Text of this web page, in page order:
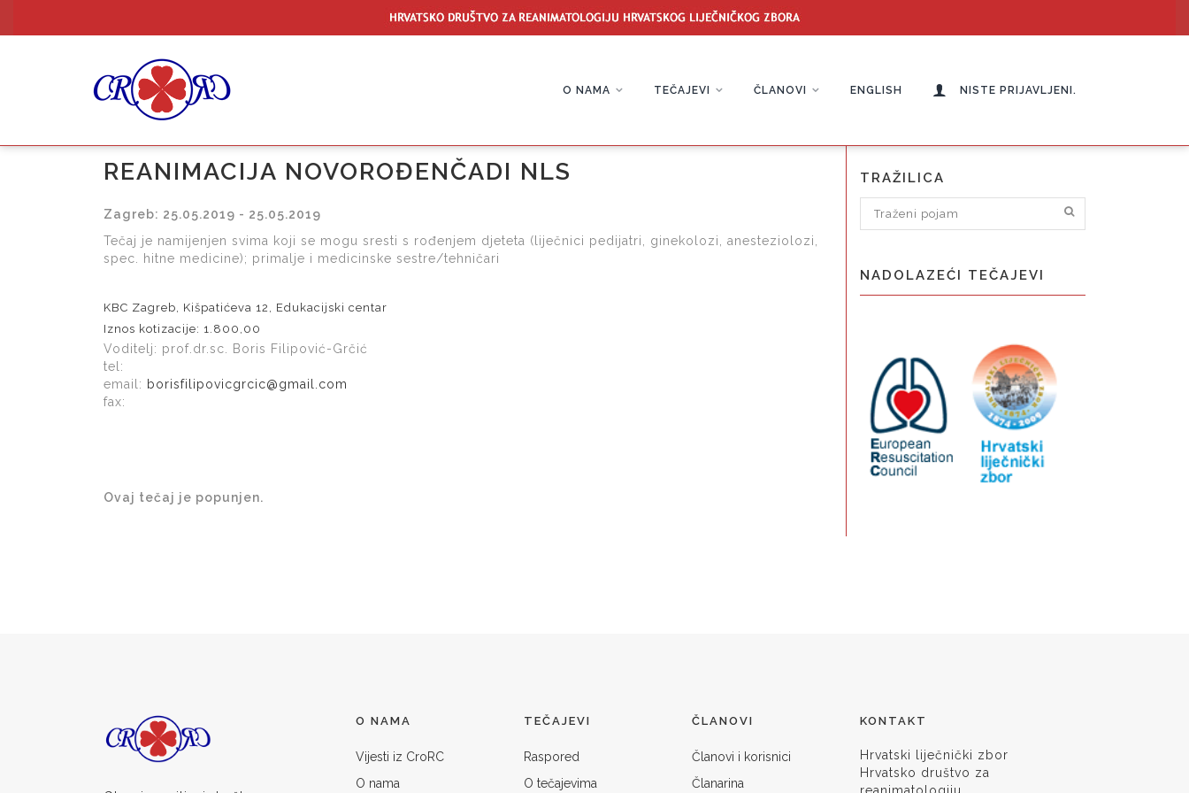
O NAMA TEČAJEVI ČLANOVI ENGLISH NISTE PRIJAVLJENI.
REANIMACIJA NOVOROĐENČADI NLS
Zagreb: 25.05.2019 - 25.05.2019
Tečaj je namijenjen svima koji se mogu sresti s rođenjem djeteta (liječnici pedijatri, ginekolozi, anesteziolozi,
spec. hitne medicine); primalje i medicinske sestre/tehničari
KBC Zagreb, Kišpatićeva 12, Edukacijski centar
Iznos kotizacije: 1.800,00
Voditelj: prof.dr.sc. Boris Filipović-Grčić
tel:
email: borisfilipovicgrcic@gmail.com
fax:
Ovaj tečaj je popunjen.
TRAŽILICA
NADOLAZEĆI TEČAJEVI
O NAMA
Vijesti iz CroRC
O nama
TEČAJEVI
Raspored
O tečajevima
ČLANOVI
Članovi i korisnici
Članarina
KONTAKT
Hrvatski liječnički zbor
Hrvatsko društvo za